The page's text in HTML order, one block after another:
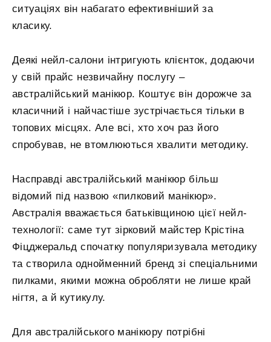
ситуаціях він набагато ефективніший за
класику.
Деякі нейл-салони інтригують клієнток, додаючи
у свій прайс незвичайну послугу –
австралійський манікюр. Коштує він дорожче за
класичний і найчастіше зустрічається тільки в
топових місцях. Але всі, хто хоч раз його
спробував, не втомлюються хвалити методику.
Насправді австралійський манікюр більш
відомий під назвою «пилковий манікюр».
Австралія вважається батьківщиною цієї нейл-
технології: саме тут зірковий майстер Крістіна
Фіцджеральд спочатку популяризувала методику
та створила однойменний бренд зі спеціальними
пилками, якими можна обробляти не лише край
нігтя, а й кутикулу.
Для австралійського манікюру потрібні